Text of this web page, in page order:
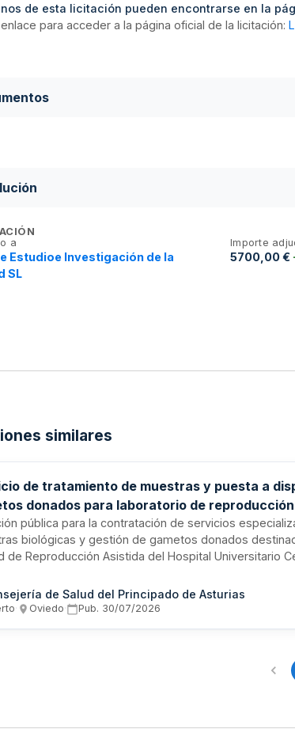
de esta licitación pueden encontrarse en la
para acceder a la página oficial de la licitación:
a
Estudioe Investigación de la
SL
Importe
5700,00 €
similares
de tratamiento de muestras y puesta a
donados para laboratorio de
Universitario Central de Asturias
pública para la contratación de servicios
biológicas y gestión de gametos donados
de Reproducción Asistida del Hospital Universitario
bajo estrictos protocolos de calidad y
corre a cargo de la Gerencia del Área Sanitaria
de Salud del Principado de Asturias
· Oviedo· Pub. 30/07/2026